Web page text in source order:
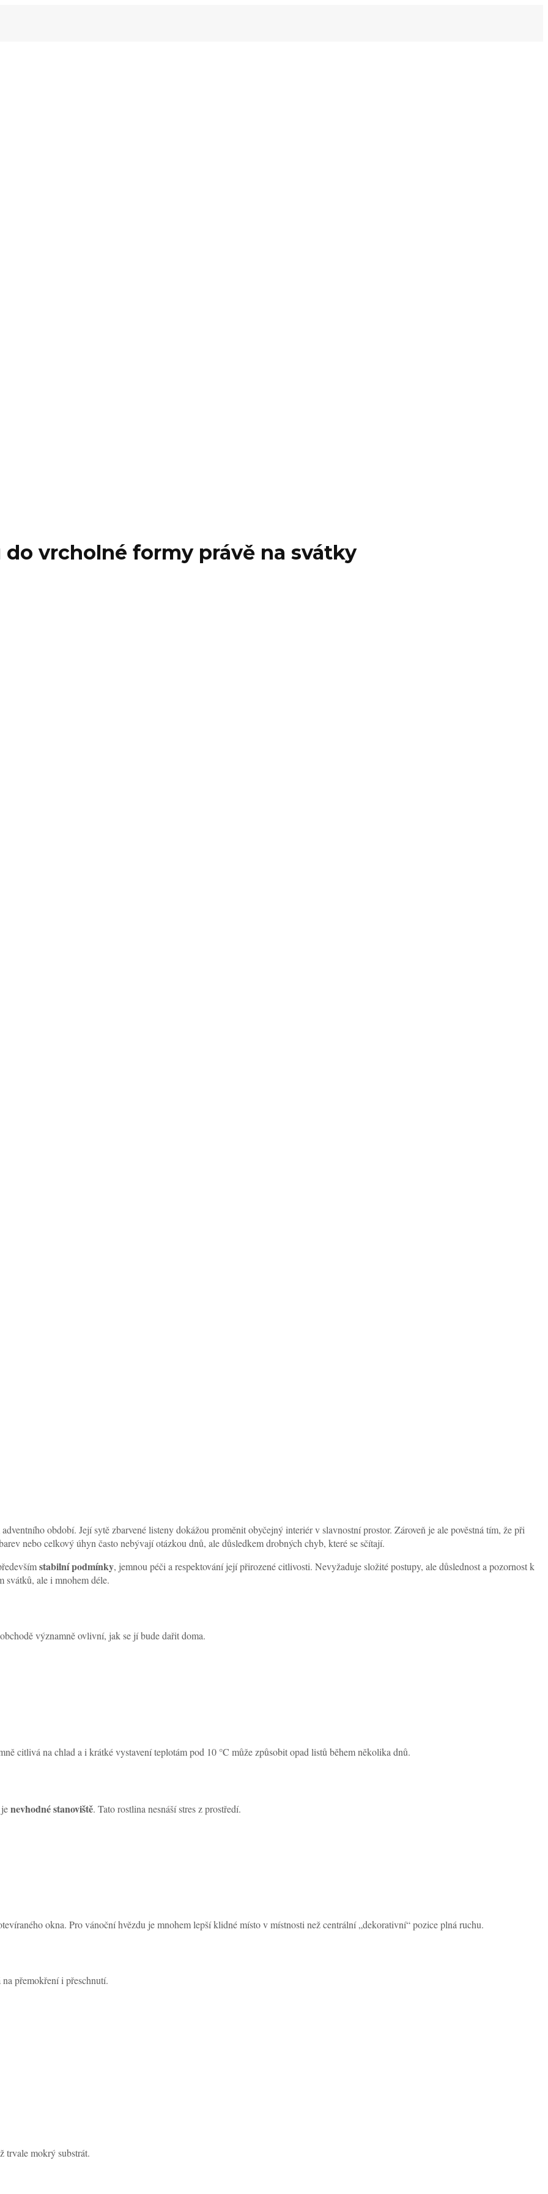
vrcholné formy právě na svátky
období. Její sytě zbarvené listeny dokážou proměnit obyčejný interiér v slavnostní prostor. Zároveň je ale pověstná tím, že při
nebo celkový úhyn často nebývají otázkou dnů, ale důsledkem drobných chyb, které se sčítají.
stabilní podmínky, jemnou péči a respektování její přirozené citlivosti. Nevyžaduje složité postupy, ale důslednost a pozornost k
svátků, ale i mnohem déle.
významně ovlivní, jak se jí bude dařit doma.
citlivá na chlad a i krátké vystavení teplotám pod 10 °C může způsobit opad listů během několika dnů.
nevhodné stanoviště. Tato rostlina nesnáší stres z prostředí.
okna. Pro vánoční hvězdu je mnohem lepší klidné místo v místnosti než centrální „dekorativní“ pozice plná ruchu.
přemokření i přeschnutí.
trvale mokrý substrát.